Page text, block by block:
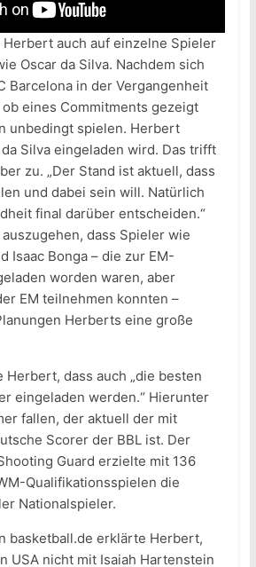
Herbert auch auf einzelne Spieler
Oscar da Silva. Nachdem sich
Barcelona in der Vergangenheit
ob eines Commitments gezeigt
unbedingt spielen. Herbert
Silva eingeladen wird. Das trifft
zu. „Der Stand ist aktuell, dass
und dabei sein will. Natürlich
final darüber entscheiden.“
dass Spieler wie
Isaac Bonga – die zur EM-
worden waren, aber
EM teilnehmen konnten –
Herberts eine große
dass auch „die besten
eingeladen werden.“ Hierunter
fallen, der aktuell der mit
Scorer der BBL ist. Der
Guard erzielte mit 136
Qualifikationsspielen die
Nationalspieler.
basketball.de erklärte Herbert,
USA nicht mit Isaiah Hartenstein